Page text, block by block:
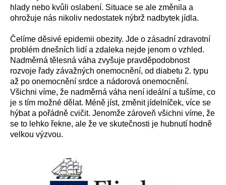
hlady nebo kvůli oslabení. Situace se ale změnila a
ohrožuje nás nikoliv nedostatek nýbrž nadbytek jídla.
Čelíme děsivé epidemii obezity. Jde o zásadní zdravotní
problém dnešních lidí a zdaleka nejde jenom o vzhled.
Nadměrná tělesná váha zvyšuje pravděpodobnost
rozvoje řady závažných onemocnění, od diabetu 2. typu
až po onemocnění srdce a nádorová onemocnění.
Všichni víme, že nadměrná váha není ideální a tušíme, co
je s tím možné dělat. Méně jíst, změnit jídelníček, více se
hýbat a pořádně cvičit. Jenomže zároveň všichni víme, že
se to lehko řekne, ale že ve skutečnosti je hubnutí hodně
velkou výzvou.